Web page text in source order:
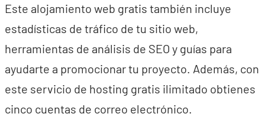
Este alojamiento web gratis también incluye
estadísticas de tráfico de tu sitio web,
herramientas de análisis de SEO y guías para
ayudarte a promocionar tu proyecto. Además, con
este servicio de hosting gratis ilimitado obtienes
cinco cuentas de correo electrónico.